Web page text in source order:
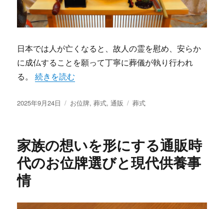
日本では人が亡くなると、故人の霊を慰め、安らか
に成仏することを願って丁寧に葬儀が執り行われ
る。“現代と伝統が交差するお位牌の通販利用と家族の
続きを読む
投
2025年9月24日
カ
ー
お位牌,葬式,通販
タ
葬式
家族の想いを形にする通販時
代のお位牌選びと現代供養事
情